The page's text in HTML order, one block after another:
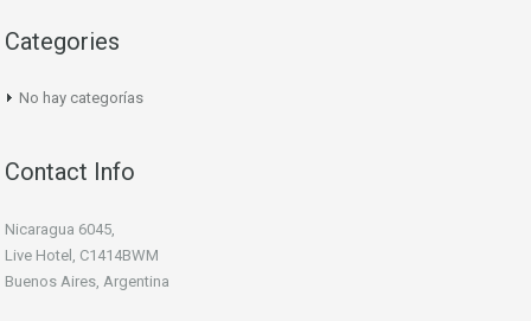
Categories
No hay categorías
Contact Info
Nicaragua 6045,
Live Hotel, C1414BWM
Buenos Aires, Argentina